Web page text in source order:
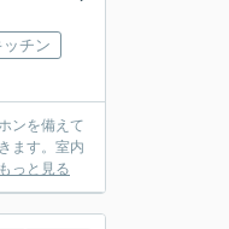
チン
ンを備えて
ます。室内
もっと見る